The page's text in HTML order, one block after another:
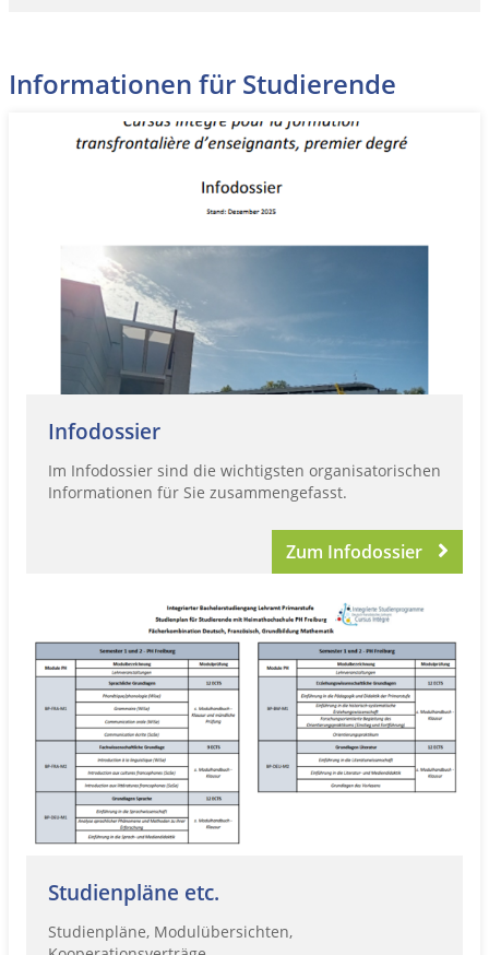
Informationen für Studierende
Infodossier
Im Infodossier sind die wichtigsten organisatorischen
Informationen für Sie zusammengefasst.
Zum Infodossier
Studienpläne etc.
Studienpläne, Modulübersichten,